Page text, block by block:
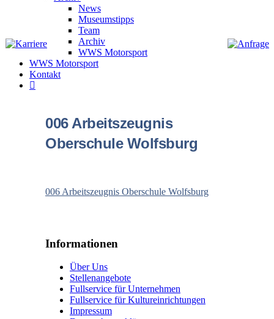
News
Museumstipps
Team
Archiv
WWS Motorsport
WWS Motorsport
Kontakt
006 Arbeitszeugnis
Oberschule Wolfsburg
006 Arbeitszeugnis Oberschule Wolfsburg
Informationen
Über Uns
Stellenangebote
Fullservice für Unternehmen
Fullservice für Kultureinrichtungen
Impressum